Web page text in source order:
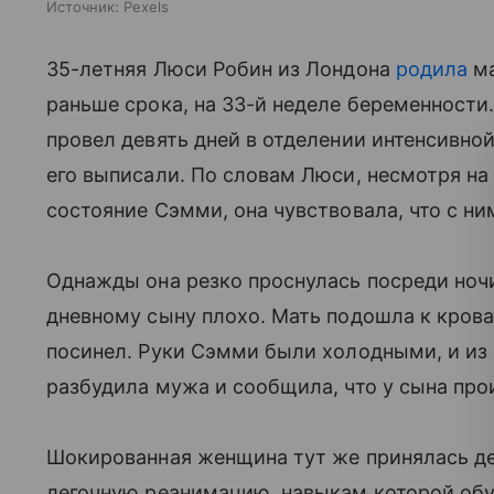
Источник: Pexels
35-летняя Люси Робин из Лондона родила
раньше срока, на 33-й неделе
провел девять дней в отделении
его выписали. По словам Люси, несмотря на
состояние Сэмми, она чувствовала, что с
Однажды она резко проснулась посреди
дневному сыну плохо. Мать подошла к
посинел. Руки Сэмми были холодными, и из
разбудила мужа и сообщила, что у сына
Шокированная женщина тут же принялась